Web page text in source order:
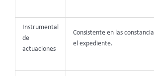
Instrumental
de
actuaciones
Consistente en las
el expediente.